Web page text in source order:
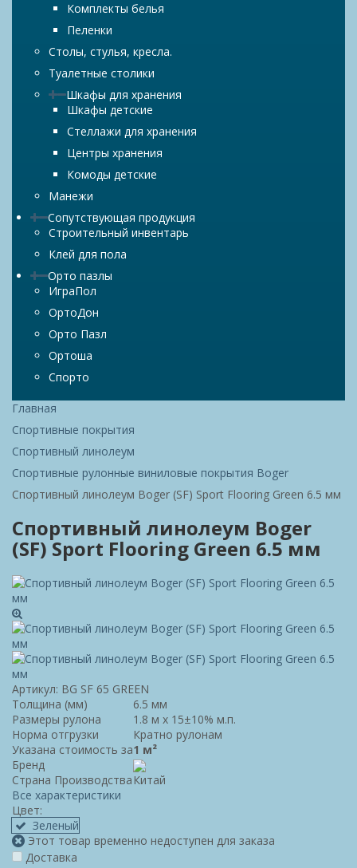
Комплекты белья
Пеленки
Столы, стулья, кресла.
Туалетные столики
Шкафы для хранения
Шкафы детские
Стеллажи для хранения
Центры хранения
Комоды детские
Манежи
Сопутствующая продукция
Строительный инвентарь
Клей для пола
Орто пазлы
ИграПол
ОртоДон
Орто Пазл
Ортоша
Спорто
Главная
Спортивные покрытия
Спортивный линолеум
Спортивные рулонные виниловые покрытия Boger
Спортивный линолеум Boger (SF) Sport Flooring Green 6.5 мм
Спортивный линолеум Boger
(SF) Sport Flooring Green 6.5 мм
Артикул: BG SF 65 GREEN
Толщина (мм)
6.5 мм
Размеры рулона
1.8 м х 15±10% м.п.
Норма отгрузки
Кратно рулонам
Указана стоимость за1 м²
Бренд
Страна ПроизводстваКитай
Все характеристики
Цвет:
Зеленый
Этот товар временно недоступен для заказа
Доставка